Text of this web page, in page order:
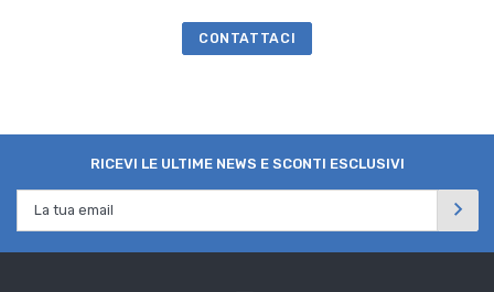
CONTATTACI
RICEVI LE ULTIME NEWS E SCONTI ESCLUSIVI